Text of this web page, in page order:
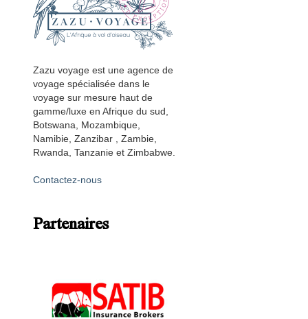
Zazu voyage est une agence de
voyage spécialisée dans le
voyage sur mesure haut de
gamme/luxe en Afrique du sud,
Botswana, Mozambique,
Namibie, Zanzibar , Zambie,
Rwanda, Tanzanie et Zimbabwe.
Contactez-nous
Partenaires